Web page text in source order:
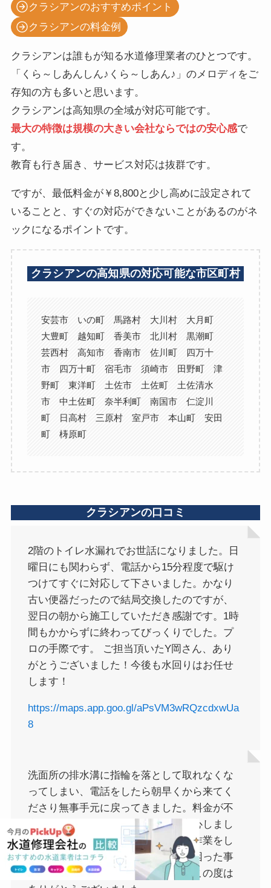
クラシアンのおすすめポイント
クラシアンの料金例
クラシアンは誰もが知る水道修理業者のひとつです。
「くら～しあんしん♪くら～しあん♪」のメロディをご
存知の方も多いと思います。
クラシアンは高知県の全域が対応可能です。
最大の特徴は規模の大きい会社ならではの安心感で
す。
教育も行き届き、サービス対応は抜群です。
ですが、最低料金が￥8,800と少し高めに設定されて
いることと、すぐの対応ができないことがあるのがネ
ックになるポイントです。
クラシアンの高知県の対応可能な市区町村
安芸市 いの町 馬路村 大川村 大月町
大豊町 越知町 香美市 北川村 黒潮町
芸西村 高知市 香南市 佐川町 四万十
市 四万十町 宿毛市 須崎市 田野町 津
野町 東洋町 土佐市 土佐町 土佐清水
市 中土佐町 奈半利町 南国市 仁淀川
町 日高村 三原村 室戸市 本山町 安田
町 梼原町
クラシアンの口コミ
2階のトイレ水漏れでお世話になりました。日
曜日にも関わらず、電話から15分程度で駆け
つけてすぐに対応して下さいました。かなり
古い便器だったので結局交換したのですが、
翌日の朝から施工していただき感謝です。1時
間もかからずに終わってびっくりでした。プ
ロの手際です。 ご担当頂いたY岡さん、あり
がとうございました！今後も水回りはお任せ
します！
https://maps.app.goo.gl/aPsVM3wRQzcdxwUa
8
洗面所の排水溝に指輪を落として取れなくな
ってしまい、電話をしたら朝早くから来てく
ださり無事手元に戻ってきました。料金が不
安でしたが、ホームページ通りで安心しまし
た。電話対応をしてくださった方、作業をし
てくださった方、共に丁寧で、また困った事
があればお願いしたいと思います。この度は